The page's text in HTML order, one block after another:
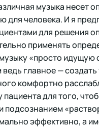
музыка несет
для человека. И я
для решения
применять
«просто идущую
главное — создать
комфортно
пациента для того,
подсознанием
эффективно, а